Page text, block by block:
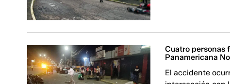
Cuatro personas
Panamericana
El accidente